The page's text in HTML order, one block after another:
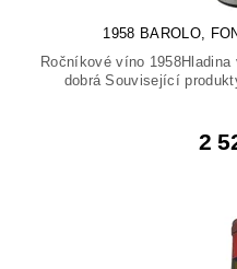
1958 BAROLO,
Ročníkové víno
dobrá Související
2